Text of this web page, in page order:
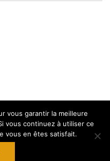
|
vous garantir la meilleure
vous continuez à utiliser ce
vous en êtes satisfait.